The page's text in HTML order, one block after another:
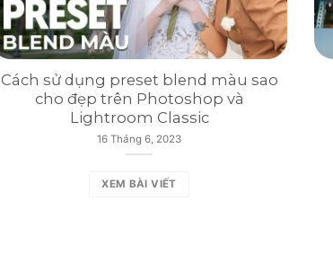
Cách sử dụng preset blend màu sao
cho đẹp trên Photoshop và
Lightroom Classic
16 Tháng 6, 2023
XEM BÀI VIẾT